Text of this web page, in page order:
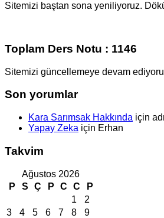
Sitemizi baştan sona yeniliyoruz.
Toplam Ders Notu : 1146
Sitemizi güncellemeye devam
Son yorumlar
Kara Sarımsak Hakkında için
Yapay Zeka için Erhan
Takvim
Ağustos 2026
P
S Ç P C C
P
1
2
3
4 5 6 7 8
9